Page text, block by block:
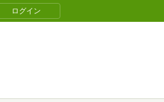
ログイン